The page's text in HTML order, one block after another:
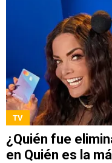
TV
¿Quién fue
en Quién es la